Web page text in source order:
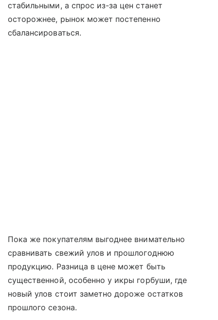
стабильными, а спрос из-за цен станет
осторожнее, рынок может постепенно
сбалансироваться.
Пока же покупателям выгоднее внимательно
сравнивать свежий улов и прошлогоднюю
продукцию. Разница в цене может быть
существенной, особенно у икры горбуши, где
новый улов стоит заметно дороже остатков
прошлого сезона.